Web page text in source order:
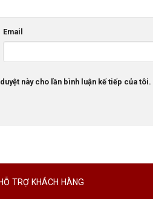
Email
này cho lần bình luận kế tiếp của tôi.
HỖ TRỢ KHÁCH HÀNG